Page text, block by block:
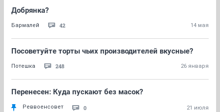
Добрянка?
Бaрмaлей 42 14 мая
Посоветуйте торты чьих производителей вкусные?
Потешка 248 26 января
Перенесен: Куда пускают без масок?
Реввоенсовет 0 21 июля